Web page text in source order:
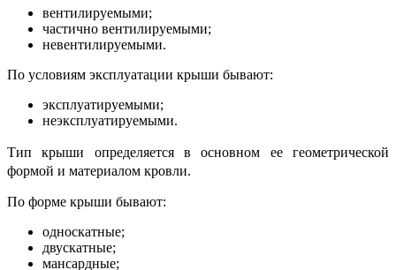
вентилируемыми;
частично вентилируемыми;
невентилируемыми.
По условиям эксплуатации крыши бывают:
эксплуатируемыми;
неэксплуатируемыми.
Тип крыши определяется в основном ее геометрической
формой и материалом кровли.
По форме крыши бывают:
односкатные;
двускатные;
мансардные;